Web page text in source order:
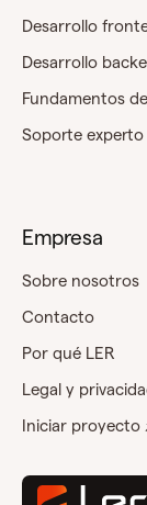
Desarrollo
Desarrollo
Fundamentos
Soporte experto
Empresa
Sobre nosotros
Contacto
Por qué LER
Legal y
Iniciar proyecto